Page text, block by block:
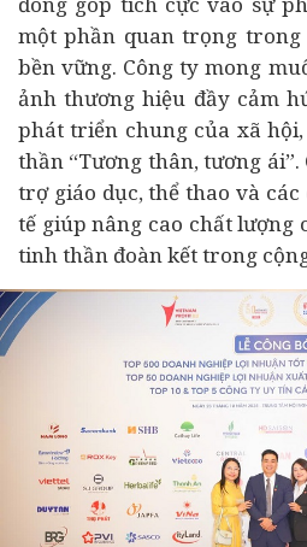
một phần quan trọng
bền vững. Công ty mong
ảnh thương hiệu đầy cảm
phát triển chung của xã
thần “Tương thân, tương
trợ giáo dục, thể thao và
tế giúp nâng cao chất lượng
tinh thần đoàn kết trong